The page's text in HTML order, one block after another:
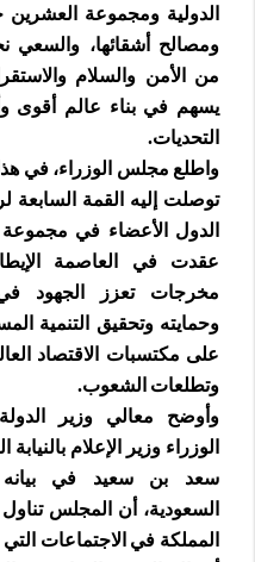
الدولية ومجموعة
ومصالح أشقائها، والسعي
من الأمن والسلام
يسهم في بناء عالم أقوى
التحديات.
واطلع مجلس الوزراء، في
توصلت إليه القمة السابعة
الدول الأعضاء في مجموعة
عقدت في العاصمة
مخرجات تعزز الجهود في
وحمايته وتحقيق التنمية
على مكتسبات الاقتصاد
وتطلعات الشعوب.
وأوضح معالي وزير
الوزراء وزير الإعلام
سعد بن سعيد في بيانه
السعودية، أن المجلس
المملكة في الاجتماعات